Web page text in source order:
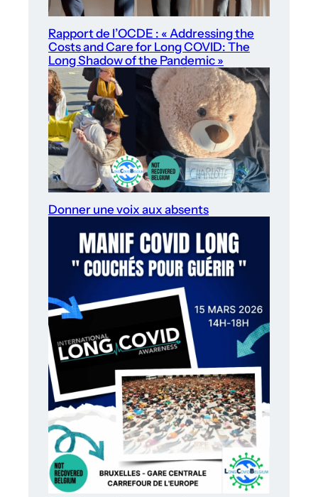
Rapport de l’OCDE : « Addressing the
Costs and Care for Long COVID: The
Long Shadow of the Pandemic »
Donner une voix aux absents